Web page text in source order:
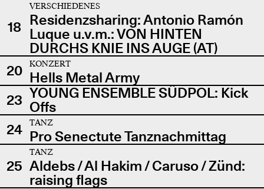
18
VERSCHIEDENES
Residenzsharing: Antonio Ramón
Luque u.v.m.: VON HINTEN
DURCHS KNIE INS AUGE (AT)
20
KONZERT
Hells Metal Army
23 YOUNG ENSEMBLE SÜDPOL: Kick
Offs
24
TANZ
Pro Senectute Tanznachmittag
25
TANZ
Aldebs / Al Hakim / Caruso / Zünd:
raising flags